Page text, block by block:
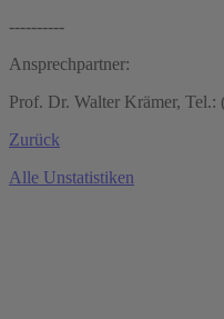
----------
Ansprechpartner:
Prof. Dr. Walter Krämer,
Zurück
Alle Unstatistiken